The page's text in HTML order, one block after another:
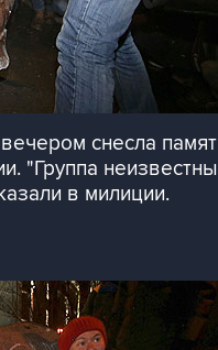
снесла
"Группа
в милиции.